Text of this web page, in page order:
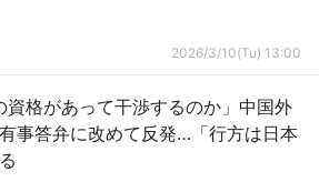
2026/3/10(Tu) 13:00
資格があって干渉するのか」中国外
事答弁に改めて反発…「行方は日本